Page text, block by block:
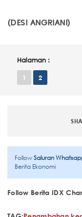
(DESI ANGRIANI)
Halaman :
1 2
FollowSaluran
Berita Ekonomi
Follow Berita IDX